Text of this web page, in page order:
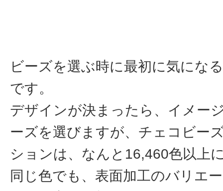
ビーズを選ぶ時に最初に気にな
です。
デザインが決まったら、イメー
ーズを選びますが、チェコビー
ションは、なんと16,460色以上
同じ色でも、表面加工のバリエ